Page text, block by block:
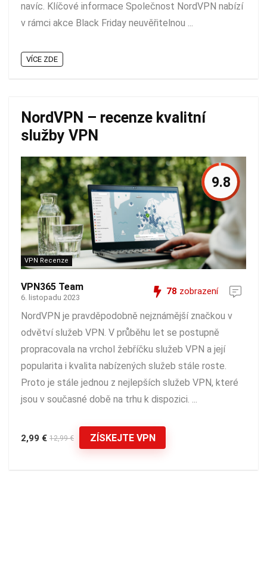
navíc. Klíčové informace Společnost NordVPN nabízí
v rámci akce Black Friday neuvěřitelnou ...
VÍCE ZDE
NordVPN – recenze kvalitní
služby VPN
VPN Recenze
9.8
VPN365 Team
6. listopadu 2023
78 zobrazení
NordVPN je pravděpodobně nejznámější značkou v
odvětví služeb VPN. V průběhu let se postupně
propracovala na vrchol žebříčku služeb VPN a její
popularita i kvalita nabízených služeb stále roste.
Proto je stále jednou z nejlepších služeb VPN, které
jsou v současné době na trhu k dispozici. ...
2,99 € 12,99 € ZÍSKEJTE VPN